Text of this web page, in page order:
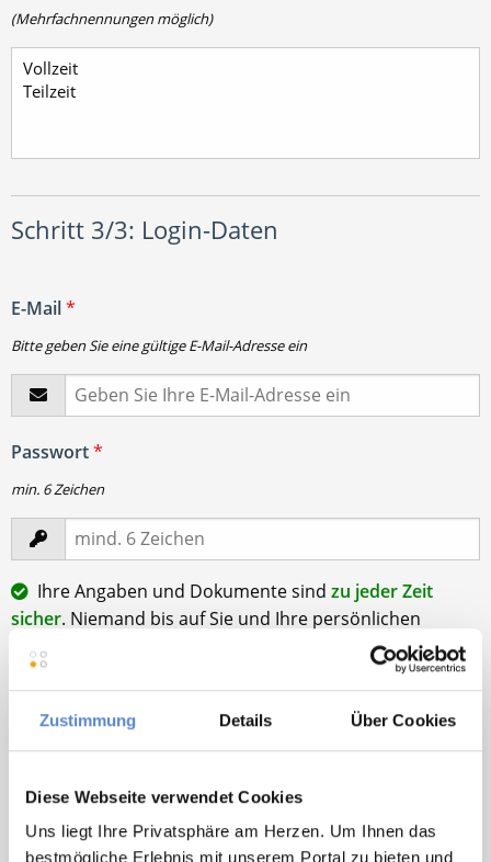
Zustimmung Details Über Cookies
Diese Webseite verwendet Cookies
Uns liegt Ihre Privatsphäre am Herzen. Um Ihnen das
bestmögliche Erlebnis mit unserem Portal zu bieten und
(Mehrfachnennungen möglich)
Schritt 3/3: Login-Daten
E-Mail*
Bitte geben Sie eine gültige E-Mail-Adresse ein
Passwort*
min. 6 Zeichen
Ihre Angaben und Dokumente sind zu jeder Zeit
sicher. Niemand bis auf Sie und Ihre persönlichen
Betreuer haben Zugriff auf Ihre Daten.
Erst nach Ihrer Freigabe
zu einem konkreten
gewünschten Praxen weiter.
AGBdes Deutscher Hausarzt Service Kundenkontos
sowie den Datenschutzbestimmungen der Deutscher
Hausarzt Service, Talentzeit GmbH, 33611 Bielefeld. zu.